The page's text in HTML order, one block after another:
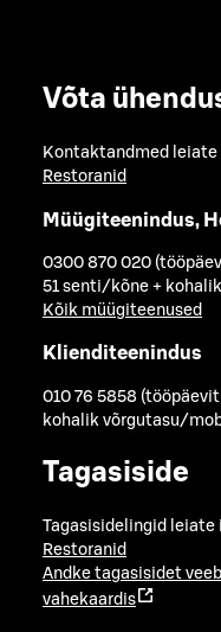
Võta
Kontaktandmed
Restoranid
Müügiteenindus,
0300 870 020
51 senti/kõne +
Kõik müügiteenused
Klienditeenindus
010 76 5858
kohalik võrgutasu/
Tagasiside
Tagasisidelingid
Restoranid
Andke tagasisidet
vahekaardis